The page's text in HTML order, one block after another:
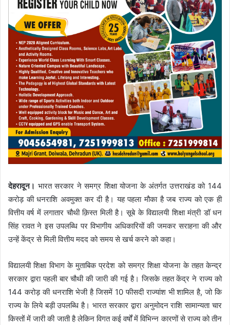
देहरादून। भारत सरकार ने समग्र शिक्षा योजना के अंतर्गत उत्तराखंड को 144
करोड़ की धनराशि अवमुक्त कर दी है। यह पहला मौका है जब राज्य को एक ही
वित्तीय वर्ष में लगातार चौथी क़िस्त मिली है। सूबे के विद्यालयी शिक्षा मंत्री डॉ धन
सिंह रावत ने इस उपलब्धि पर विभागीय अधिकारियों की जमकर सराहना की और
उन्हें केंद्र से मिली वित्तीय मदद को समय से खर्च करने को कहा।
विद्यालयी शिक्षा विभाग के मुताबिक प्रदेश को समग्र शिक्षा योजना के तहत केन्द्र
सरकार द्वारा पहली बार चौथी की जारी की गई है। जिसके तहत केंद्र ने राज्य को
144 करोड़ की धनराशि भेजी है जिसमें 10 फीसदी राज्यांश भी शामिल है, जो कि
राज्य के लिये बड़ी उपलब्धि है। भारत सरकार द्वारा अनुमोदन राशि सामान्यता चार
किस्तों में जारी की जाती है लेकिन विगत कई वर्षों में विभिन्न कारणों से राज्य को तीन